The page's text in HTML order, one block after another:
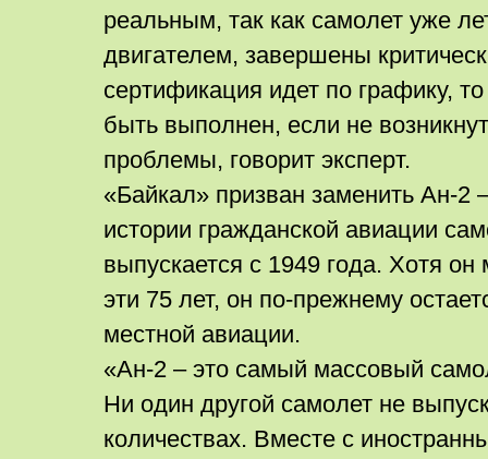
реальным, так как самолет уже
двигателем, завершены
сертификация идет по графику,
быть выполнен, если не
проблемы, говорит эксперт.
«Байкал» призван заменить Ан-
истории гражданской авиации
выпускается с 1949 года. Хотя он
эти 75 лет, он по-прежнему
местной авиации.
«Ан-2 – это самый массовый
Ни один другой самолет не
количествах. Вместе с